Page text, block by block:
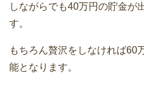
しながらでも40万円の貯金が
す。
もちろん贅沢をしなければ60
能となります。